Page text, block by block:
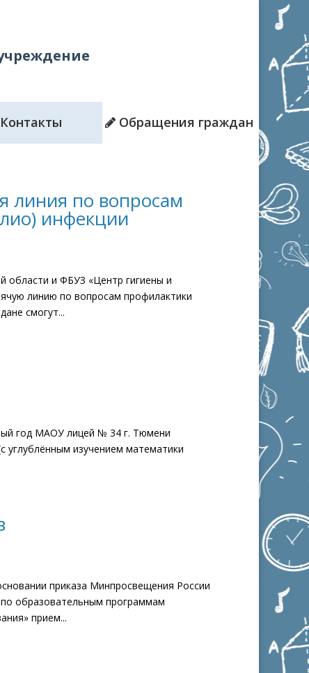
Обращения граждан
линия по вопросам
инфекции
области и ФБУЗ «Центр гигиены и
линию по вопросам профилактики
смогут...
год МАОУ лицей № 34 г. Тюмени
углублённым изучением математики
приказа Минпросвещения России
образовательным программам
прием...